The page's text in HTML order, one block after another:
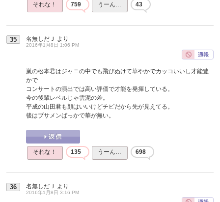
それな！ 759 うーん… 43
35 名無しだＪ より
2016年1月8日 1:06 PM
嵐の松本君はジャニの中でも飛びぬけて華やかでカッコいいし才能豊
かで
コンサートの演出では高い評価で才能を発揮している。
今の後輩レベルじゃ雲泥の差。
平成の山田君も顔はいいけどチビだから先が見えてる。
後はブサメンばっかで華が無い。
それな！ 135 うーん… 698
36 名無しだＪ より
2016年1月8日 3:16 PM